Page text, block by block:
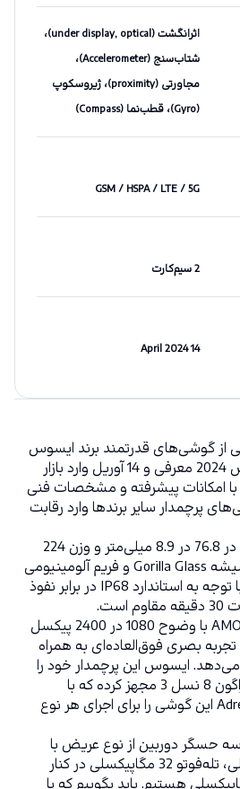
اثرانگشت (under display, optical)،
شتاب‌سنج (Accelerometer)،
مجاورتی (proximity)، ژیروسکوپ
(Gyro)، قطب‌نما (Compass)
GSM / HSPA / LTE / 5G
2 سیم‌کارت
14 April 2024